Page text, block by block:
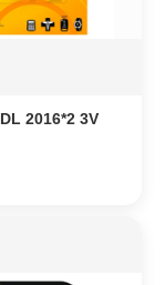
2016*2 3V